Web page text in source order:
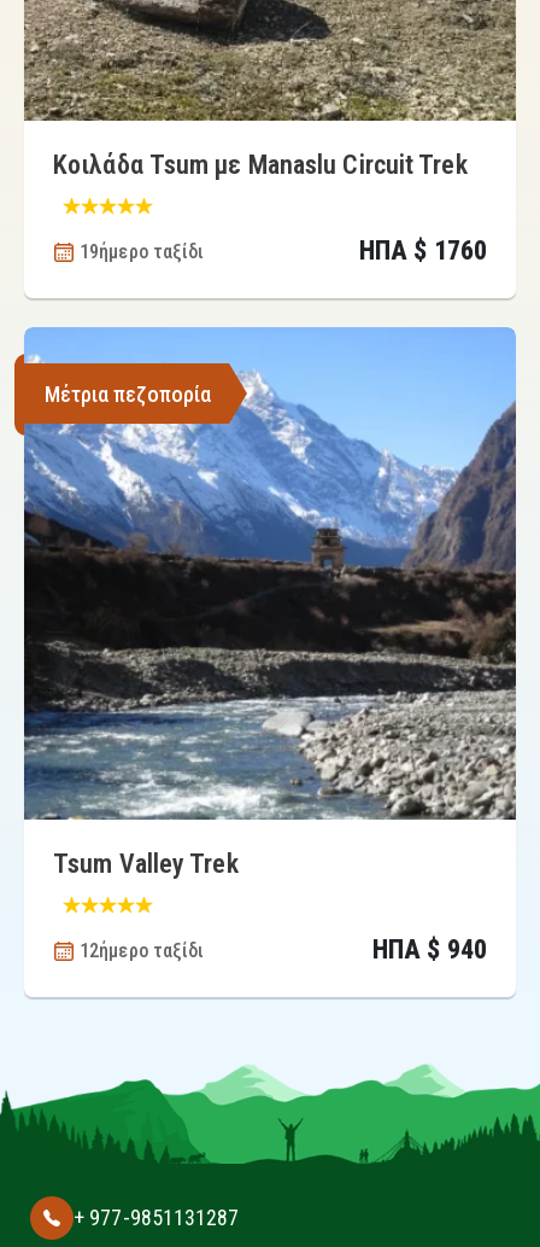
Κοιλάδα Tsum με Manaslu Circuit Trek
19ήμερο ταξίδι ΗΠΑ $ 1760
Tsum Valley Trek
12ήμερο ταξίδι ΗΠΑ $ 940
Μέτρια πεζοπορία
+ 977-9851131287